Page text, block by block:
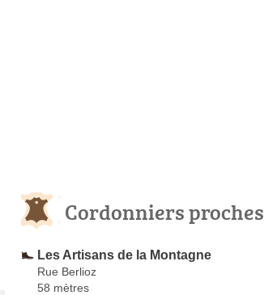
Cordonniers proches
Les Artisans de la Montagne
Rue Berlioz
58 mètres